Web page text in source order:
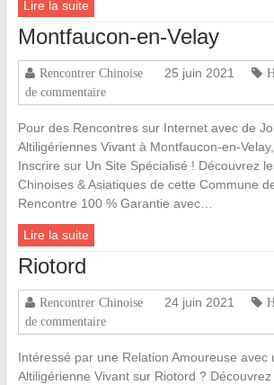
Lire la suite
Montfaucon-en-Velay
Rencontrer Chinoise 25 juin 2021
de commentaire
Pour des Rencontres sur Internet avec de
Altiligériennes Vivant à Montfaucon-en-
Inscrire sur Un Site Spécialisé ! Découvrez
Chinoises & Asiatiques de cette Commune
Rencontre 100 % Garantie avec…
Lire la suite
Riotord
Rencontrer Chinoise 24 juin 2021
de commentaire
Intéressé par une Relation Amoureuse avec
Altiligérienne Vivant sur Riotord ?